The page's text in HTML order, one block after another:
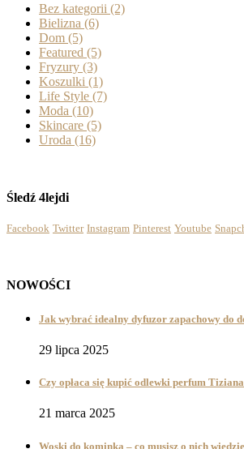
Bez kategorii (2)
Bielizna (6)
Dom (5)
Featured (5)
Fryzury (3)
Koszulki (1)
Life Style (7)
Moda (10)
Skincare (5)
Uroda (16)
Śledź 4lejdi
Facebook Twitter Instagram Pinterest Youtube
NOWOŚCI
Jak wybrać idealny dyfuzor zapachowy do
29 lipca 2025
Czy opłaca się kupić odlewki perfum
21 marca 2025
Woski do kominka – co musisz o nich